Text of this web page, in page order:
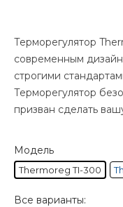
Терморегулятор
современным
строгими
Терморегулятор
призван сделать
Модель
Thermoreg TI-300
Все варианты: